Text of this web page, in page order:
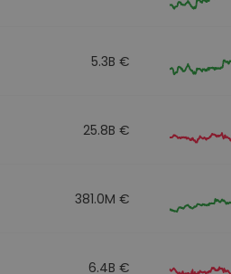
5.3B €
25.8B €
381.0M €
6.4B €